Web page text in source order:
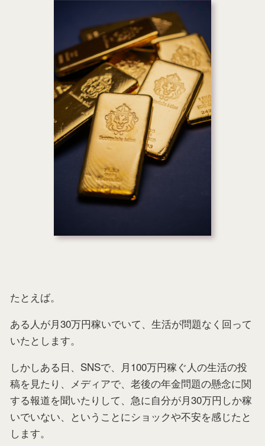
たとえば。
ある人が月30万円稼いでいて、生活が問題なく回って
いたとします。
しかしある日、SNSで、月100万円稼ぐ人の生活の投
稿を見たり、メディアで、老後の年金問題の懸念に関
する報道を聞いたりして、急に自分が月30万円しか稼
いでいない、ということにショックや不安を感じたと
します。